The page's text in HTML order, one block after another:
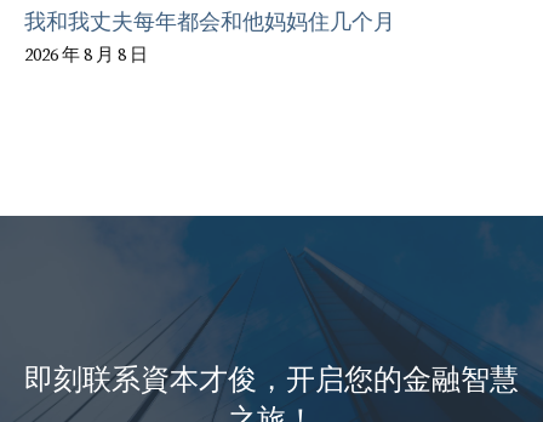
我和我丈夫每年都会和他妈妈住几个月
2026 年 8 月 8 日
即刻联系資本才俊，开启您的金融智慧